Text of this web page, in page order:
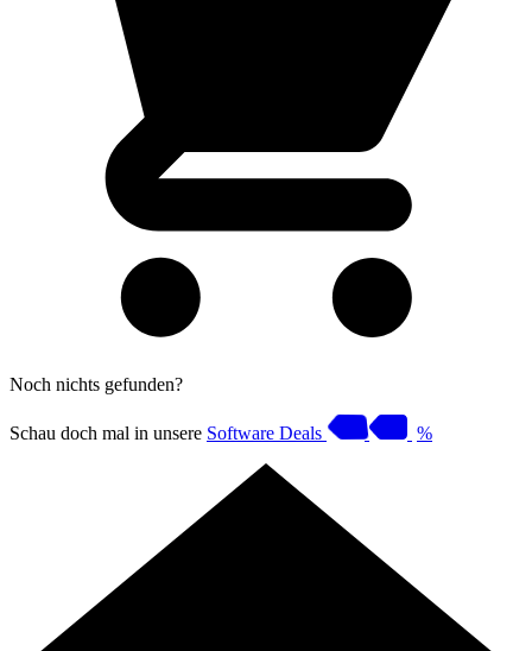
Noch nichts gefunden?
Schau doch mal in unsere Software Deals %